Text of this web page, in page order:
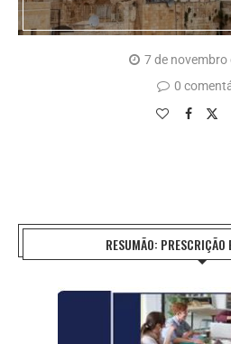
7 de novembro
0
RESUMÃO: PRESCRIÇÃO